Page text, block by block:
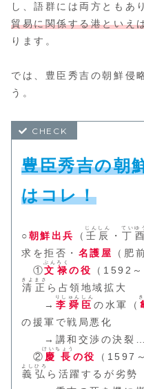
し、語群には両方ともあ
貿易に関係する港といえ
ります。
では、豊臣秀吉の朝鮮侵
う。
豊臣秀吉の朝
はコレ！
○朝鮮出兵 （ 壬辰
じんしん
・丁酉
ていゆ
求を拒否・ 名護屋
（肥
①文禄
ぶんろく
の役 （1592
清正
きよまさ
ら占領地域拡大
→ 李舜臣
りしゅんしん
の水軍（
の援軍で戦局悪化
→講和交渉の決裂…
② 慶長
けいちょう
の役
（1597
義弘
よしひろ
ら活躍するが劣勢